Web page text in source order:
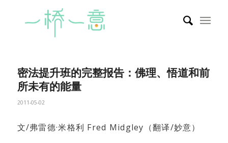
密法提升班的完整报告：佛理、悟道和前
所未有的能量
2011-05-02
文/弗雷德·米格利 Fred Midgley（翻译/妙意）